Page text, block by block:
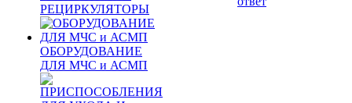
РЕЦИРКУЛЯТОРЫ
ОБОРУДОВАНИЕ
ДЛЯ МЧС и АСМП